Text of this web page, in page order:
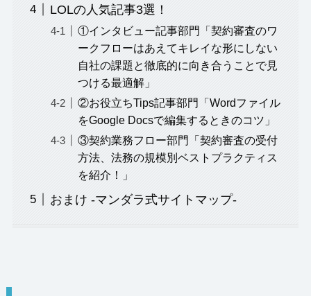
LOLの人気記事3選！
①インタビュー記事部門「契約審査のワ
ークフローはあえてキレイな形にしない
自社の課題と徹底的に向き合うことで見
つける最適解」
②お役立ちTips記事部門「Wordファイル
をGoogle Docsで編集するときのコツ」
③契約業務フロー部門「契約審査の受付
方法、法務の規模別ベストプラクティス
を紹介！」
おまけ -マンダラ式サイトマップ-